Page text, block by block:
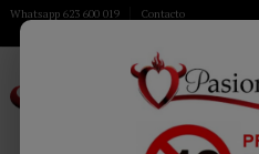
Whatsapp 623 600 019 Contacto